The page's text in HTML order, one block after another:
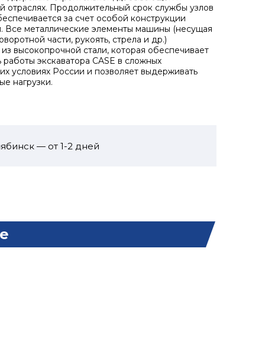
отраслях. Продолжительный срок службы узлов
за счет особой конструкции
Все металлические элементы машины (несущая
части, рукоять, стрела и др.)
высокопрочной стали, которая обеспечивает
экскаватора CASE в сложных
условиях России и позволяет выдерживать
нагрузки.
— от 1-2 дней